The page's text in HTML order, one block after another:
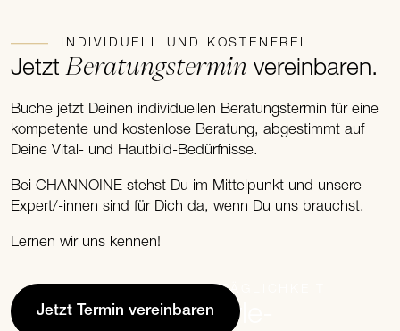
BESTE VERTRÄGLICHKEIT
Glam Style-
INDIVIDUELL UND KOSTENFREI
JetztBeratungstermin vereinbaren.
Buche jetzt Deinen individuellen Beratungstermin für eine
kompetente und kostenlose Beratung, abgestimmt auf
Deine Vital- und Hautbild-Bedürfnisse.
Bei CHANNOINE stehst Du im Mittelpunkt und unsere
Expert/-innen sind für Dich da, wenn Du uns brauchst.
Lernen wir uns kennen!
Jetzt Termin vereinbaren